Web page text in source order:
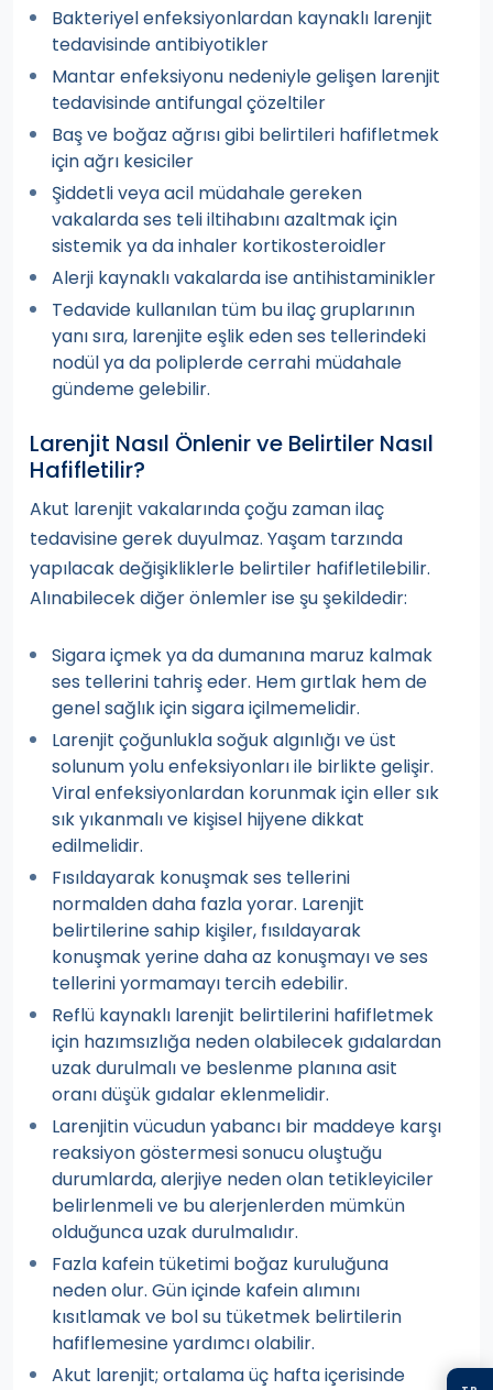
Bakteriyel enfeksiyonlardan kaynaklı larenjit
tedavisinde antibiyotikler
Mantar enfeksiyonu nedeniyle gelişen larenjit
tedavisinde antifungal çözeltiler
Baş ve boğaz ağrısı gibi belirtileri hafifletmek
için ağrı kesiciler
Şiddetli veya acil müdahale gereken
vakalarda ses teli iltihabını azaltmak için
sistemik ya da inhaler kortikosteroidler
Alerji kaynaklı vakalarda ise antihistaminikler
Tedavide kullanılan tüm bu ilaç gruplarının
yanı sıra, larenjite eşlik eden ses tellerindeki
nodül ya da poliplerde cerrahi müdahale
gündeme gelebilir.
Larenjit Nasıl Önlenir ve Belirtiler Nasıl
Hafifletilir?
Akut larenjit vakalarında çoğu zaman ilaç
tedavisine gerek duyulmaz. Yaşam tarzında
yapılacak değişikliklerle belirtiler hafifletilebilir.
Alınabilecek diğer önlemler ise şu şekildedir:
Sigara içmek ya da dumanına maruz kalmak
ses tellerini tahriş eder. Hem gırtlak hem de
genel sağlık için sigara içilmemelidir.
Larenjit çoğunlukla soğuk algınlığı ve üst
solunum yolu enfeksiyonları ile birlikte gelişir.
Viral enfeksiyonlardan korunmak için eller sık
sık yıkanmalı ve kişisel hijyene dikkat
edilmelidir.
Fısıldayarak konuşmak ses tellerini
normalden daha fazla yorar. Larenjit
belirtilerine sahip kişiler, fısıldayarak
konuşmak yerine daha az konuşmayı ve ses
tellerini yormamayı tercih edebilir.
Reflü kaynaklı larenjit belirtilerini hafifletmek
için hazımsızlığa neden olabilecek gıdalardan
uzak durulmalı ve beslenme planına asit
oranı düşük gıdalar eklenmelidir.
Larenjitin vücudun yabancı bir maddeye karşı
reaksiyon göstermesi sonucu oluştuğu
durumlarda, alerjiye neden olan tetikleyiciler
belirlenmeli ve bu alerjenlerden mümkün
olduğunca uzak durulmalıdır.
Fazla kafein tüketimi boğaz kuruluğuna
neden olur. Gün içinde kafein alımını
kısıtlamak ve bol su tüketmek belirtilerin
hafiflemesine yardımcı olabilir.
Akut larenjit; ortalama üç hafta içerisinde